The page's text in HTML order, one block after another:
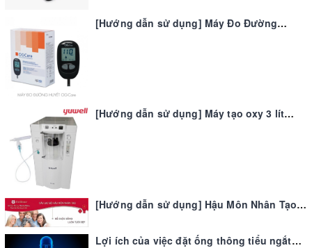
[Hướng dẫn sử dụng] Máy Đo Đường
[Hướng dẫn sử dụng] Máy tạo oxy 3 lít
[Hướng dẫn sử dụng] Hậu Môn Nhân Tạo
Lợi ích của việc đặt ống thông tiểu ngắt